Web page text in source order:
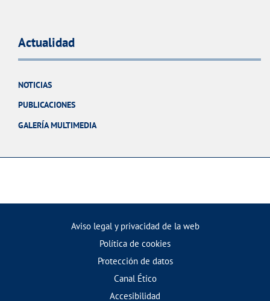
Actualidad
NOTICIAS
PUBLICACIONES
GALERÍA MULTIMEDIA
Aviso legal y privacidad de la web
Política de cookies
Protección de datos
Canal Ético
Accesibilidad